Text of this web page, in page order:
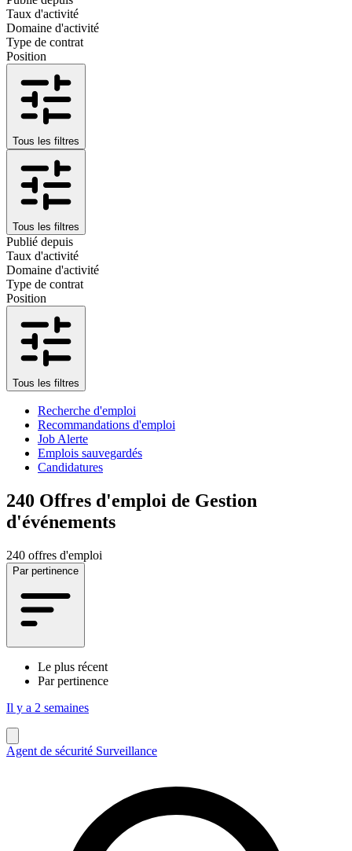
Taux d'activité
Domaine d'activité
Type de contrat
Position
Tous les filtres
Tous les filtres
Publié depuis
Taux d'activité
Domaine d'activité
Type de contrat
Position
Tous les filtres
Recherche d'emploi
Recommandations d'emploi
Job Alerte
Emplois sauvegardés
Candidatures
240 Offres d'emploi de Gestion
d'événements
240 offres d'emploi
Par pertinence
Le plus récent
Par pertinence
Il y a 2 semaines
Agent de sécurité Surveillance